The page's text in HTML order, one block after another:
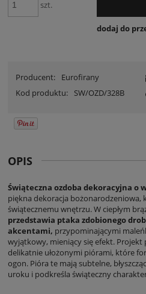
szt.
dodaj do
Producent:
Eurofirany
Kod produktu:
SW/OZD/328B
OPIS
Świąteczna ozdoba dekoracyjna o
piękna dekoracja bożonarodzeniowa,
świątecznemu wnętrzu. W ciepłym
przedstawia ptaka zdobionego
akcentami, przypominającymi
wyjątkowy, mieniący się efekt. Projekt
delikatnie ułożonymi piórami, które
ogon. Pióra te mają subtelne,
uroku i podkreśla świąteczny